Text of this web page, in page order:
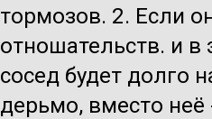
тормозов. 2. Если
отношательств. и в
сосед будет долго
дерьмо, вместо